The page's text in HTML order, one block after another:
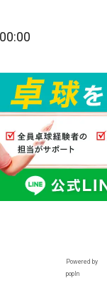
Powered by
popIn